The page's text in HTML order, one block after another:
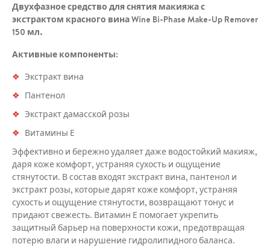
Двухфазное средство для снятия макияжа с
экстрактом красного вина Wine Bi-Phase Make-Up Remover
150 мл.
Активные компоненты:
Экстракт вина
Пантенол
Экстракт дамасской розы
Витамины Е
Эффективно и бережно удаляет даже водостойкий макияж,
даря коже комфорт, устраняя сухость и ощущение
стянутости. В состав входят экстракт вина, пантенол и
экстракт розы, которые дарят коже комфорт, устраняя
сухость и ощущение стянутости, возвращают тонус и
придают свежесть. Витамин Е помогает укрепить
защитный барьер на поверхности кожи, предотвращая
потерю влаги и нарушение гидролипидного баланса.